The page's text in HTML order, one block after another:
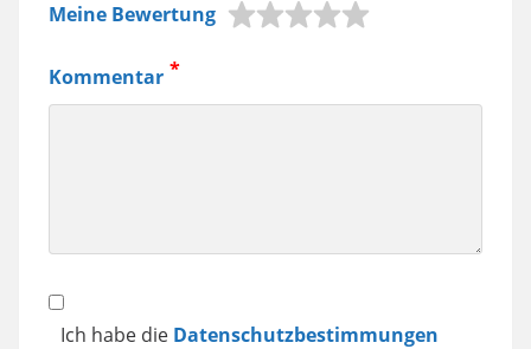
Jura
Samsung
Meine Bewertung
Kommentar
Datenschutz
Ich habe die Datenschutzbestimmungen